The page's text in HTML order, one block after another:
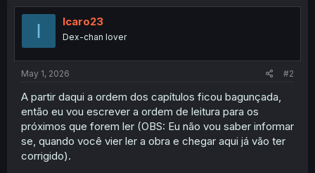
t
i
n
s
:
I Icaro23
Dex-chan lover
May 1, 2026 #2
A partir daqui a ordem dos capítulos ficou bagunçada,
então eu vou escrever a ordem de leitura para os
próximos que forem ler (OBS: Eu não vou saber informar
se, quando você vier ler a obra e chegar aqui já vão ter
corrigido).